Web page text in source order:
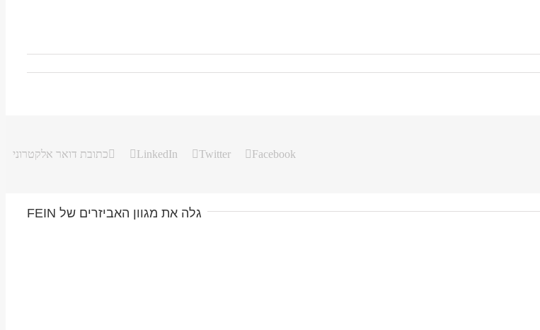
Facebook
Twitter
LinkedIn כתובת דואר אלקטרוני
גלה את מגוון האביזרים של FEIN